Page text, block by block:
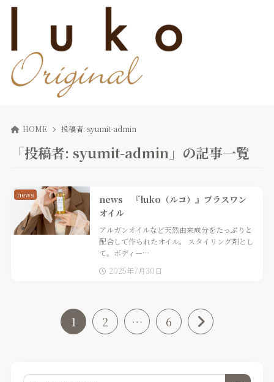
HOME 投稿者: syumit-admin
「投稿者: syumit-admin」の記事一覧
news 『luko（ルコ）』プラスワン
オイル
アルガンオイルなど天然由来成分をたっぷりと
配合して作られたオイル。 スタイリング剤とし
て。ボディー…
2025年7月30日
news
1 2 … 6